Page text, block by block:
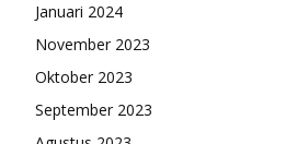
Januari 2024
November 2023
Oktober 2023
September 2023